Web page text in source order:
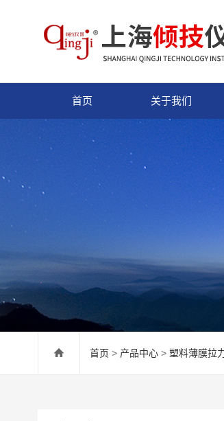
首页 关于我们
首页 > 产品中心 > 塑料薄膜拉